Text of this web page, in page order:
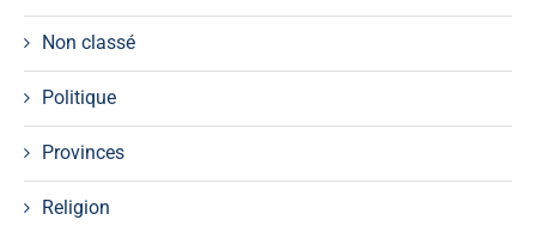
Non classé
Politique
Provinces
Religion